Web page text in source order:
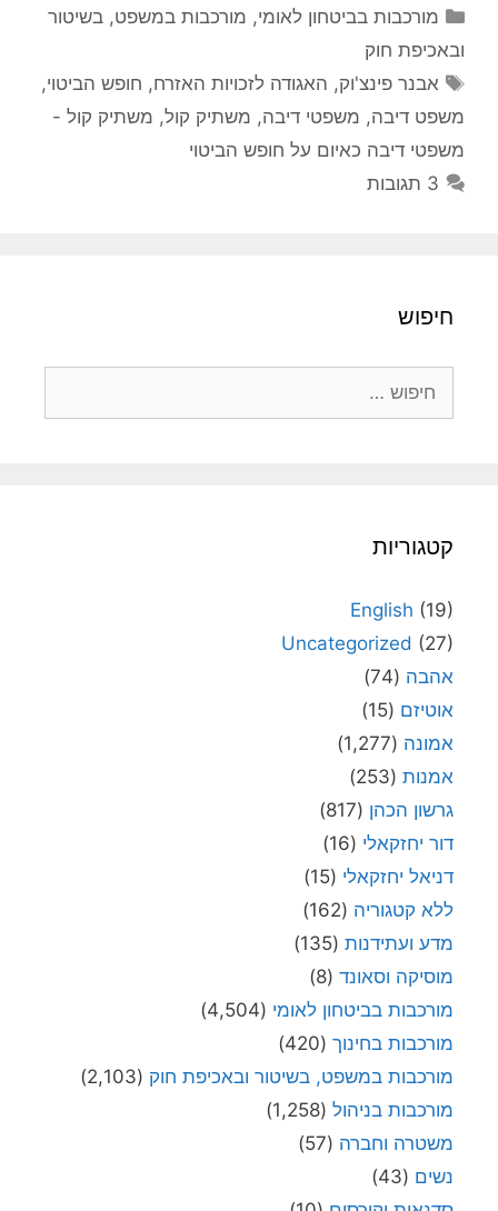
קטגוריות
מורכבות בביטחון לאומי, מורכבות במשפט, בשיטור
ובאכיפת חוק
תגיות
אבנר פינצ'וק, האגודה לזכויות האזרח, חופש הביטוי,
משפט דיבה, משפטי דיבה, משתיק קול, משתיק קול -
משפטי דיבה כאיום על חופש הביטוי
3 תגובות
חיפוש
קטגוריות
English (19)
Uncategorized (27)
אהבה (74)
אוטיזם (15)
אמונה (1,277)
אמנות (253)
גרשון הכהן (817)
דור יחזקאלי (16)
דניאל יחזקאלי (15)
ללא קטגוריה (162)
מדע ועתידנות (135)
מוסיקה וסאונד (8)
מורכבות בביטחון לאומי (4,504)
מורכבות בחינוך (420)
מורכבות במשפט, בשיטור ובאכיפת חוק (2,103)
מורכבות בניהול (1,258)
משטרה וחברה (57)
נשים (43)